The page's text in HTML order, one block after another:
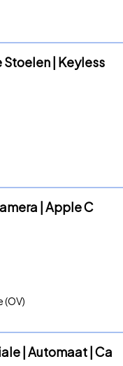
Stoelen | Keyless
| Apple C
(OV)
| Automaat | Ca